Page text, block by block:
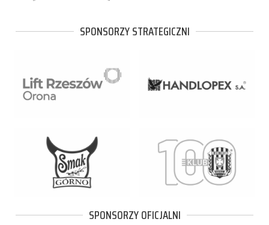
SPONSORZY STRATEGICZNI
SPONSORZY OFICJALNI